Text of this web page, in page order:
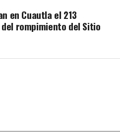
en Cuautla el 213
rompimiento del Sitio